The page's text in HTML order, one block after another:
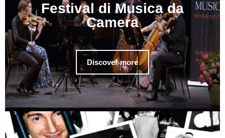
Festival di Musica da
Camera
Discover more